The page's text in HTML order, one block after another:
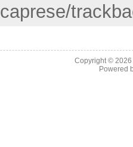
caprese/
Copyright ©
Powered